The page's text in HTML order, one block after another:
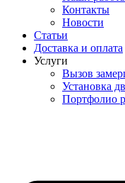
Контакты
Новости
Статьи
Доставка и оплата
Услуги
Вызов
Установка
Портфолио